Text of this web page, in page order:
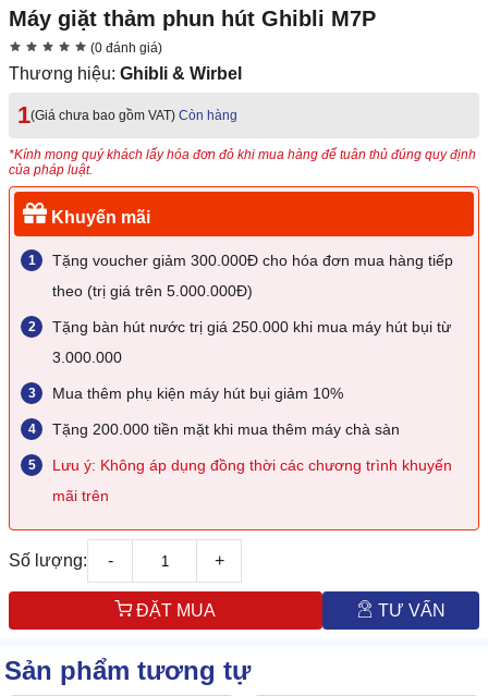
Máy giặt thảm phun hút Ghibli M7P
(0 đánh giá)
Thương hiệu: Ghibli & Wirbel
1(Giá chưa bao gồm VAT) Còn hàng
*Kính mong quý khách lấy hóa đơn đỏ khi mua hàng để tuân thủ đúng quy định
của pháp luật.
Khuyến mãi
Tặng voucher giảm 300.000Đ cho hóa đơn mua hàng tiếp
theo (trị giá trên 5.000.000Đ)
Tặng bàn hút nước trị giá 250.000 khi mua máy hút bụi từ
3.000.000
Mua thêm phụ kiện máy hút bụi giảm 10%
Tặng 200.000 tiền mặt khi mua thêm máy chà sàn
Lưu ý: Không áp dụng đồng thời các chương trình khuyến
mãi trên
Số lượng: - +
ĐẶT MUA TƯ VẤN
Sản phẩm tương tự